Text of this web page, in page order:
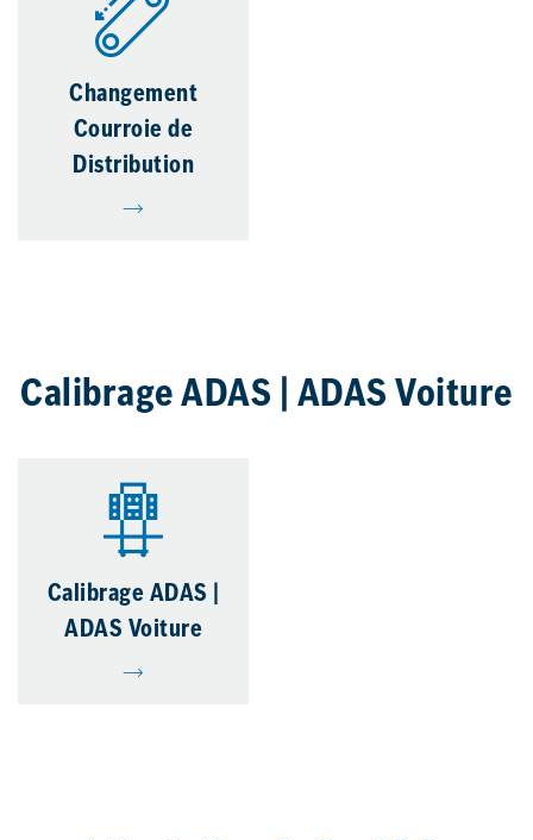
Changement
Courroie de
Distribution
Calibrage ADAS | ADAS Voiture
Calibrage ADAS |
ADAS Voiture